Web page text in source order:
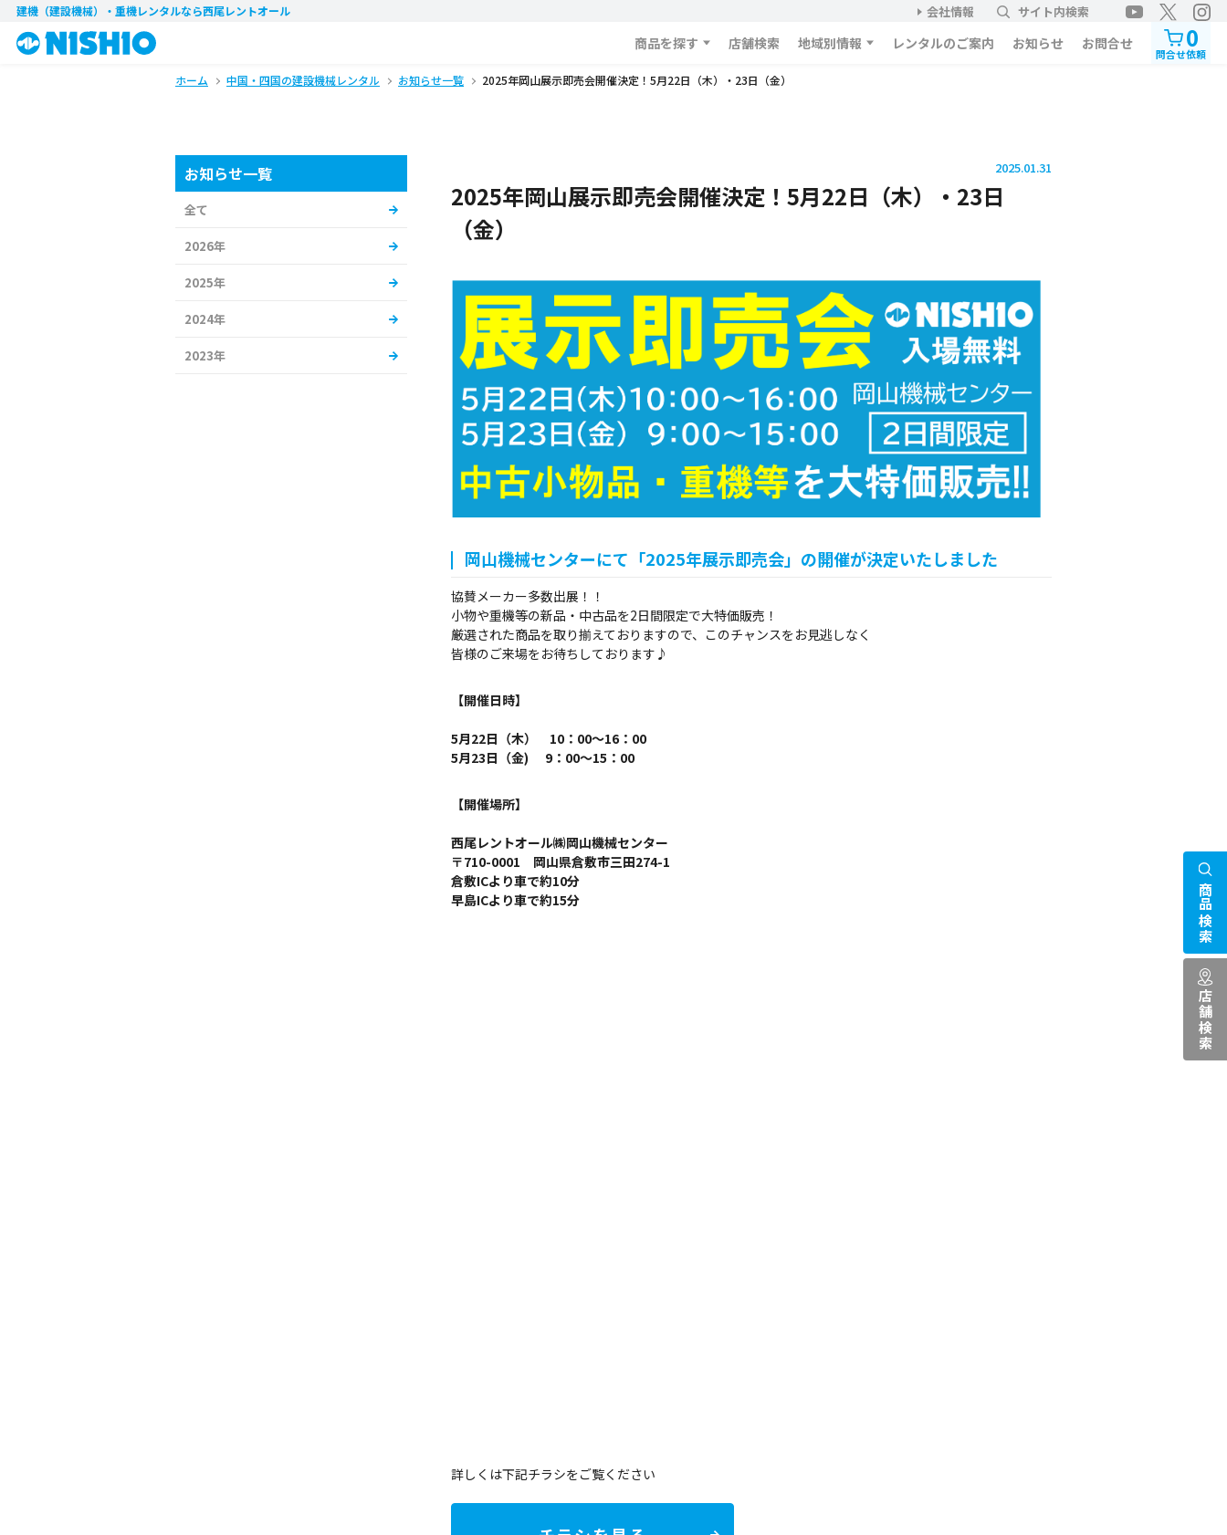
建機（建設機械）・重機レンタルなら西尾レントオール 会社情報 サイト内検索
商品を探す 店舗検索 地域別情報 レンタルのご案内 お知らせ お問合せ 0
問合せ依頼
ホーム 中国・四国の建設機械レンタル お知らせ一覧 2025年岡山展示即売会開催決定！5月22日（木）・23日（金）
2025.01.31
2025年岡山展示即売会開催決定！5月22日（木）・23日
（金）
岡山機械センターにて「2025年展示即売会」の開催が決定いたしました
協賛メーカー多数出展！！
小物や重機等の新品・中古品を2日間限定で大特価販売！
厳選された商品を取り揃えておりますので、このチャンスをお見逃しなく
皆様のご来場をお待ちしております♪
【開催日時】
5月22日（木） 10：00～16：00
5月23日（金) 9：00～15：00
【開催場所】
西尾レントオール㈱岡山機械センター
〒710-0001 岡山県倉敷市三田274-1
倉敷ICより車で約10分
早島ICより車で約15分
詳しくは下記チラシをご覧ください
お知らせ一覧
全て
2026年
2025年
2024年
2023年
商品検索
店舗検索